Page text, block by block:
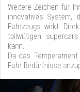
Weitere Zeichen für
innovatives System,
Fahrzeugs wirkt.
tollwütigen
kann.
Da das
Fahr Bedürfnisse